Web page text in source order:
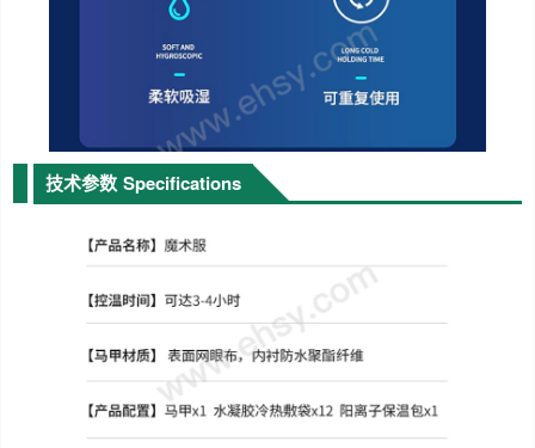
技术参数 Specifications